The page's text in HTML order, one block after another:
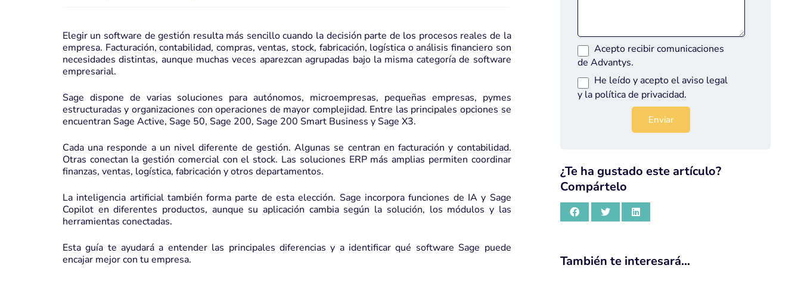
Elegir un software de gestión resulta más sencillo cuando la decisión parte de los procesos reales de la
empresa. Facturación, contabilidad, compras, ventas, stock, fabricación, logística o análisis financiero son
necesidades distintas, aunque muchas veces aparezcan agrupadas bajo la misma categoría de software
empresarial.
Sage dispone de varias soluciones para autónomos, microempresas, pequeñas empresas, pymes
estructuradas y organizaciones con operaciones de mayor complejidad. Entre las principales opciones se
encuentran Sage Active, Sage 50, Sage 200, Sage 200 Smart Business y Sage X3.
Cada una responde a un nivel diferente de gestión. Algunas se centran en facturación y contabilidad.
Otras conectan la gestión comercial con el stock. Las soluciones ERP más amplias permiten coordinar
finanzas, ventas, logística, fabricación y otros departamentos.
La inteligencia artificial también forma parte de esta elección. Sage incorpora funciones de IA y Sage
Copilot en diferentes productos, aunque su aplicación cambia según la solución, los módulos y las
herramientas conectadas.
Esta guía te ayudará a entender las principales diferencias y a identificar qué software Sage puede
encajar mejor con tu empresa.
Acepto recibir comunicaciones
de Advantys.
He leído y acepto el aviso legal
y la política de privacidad.
¿Te ha gustado este artículo?
Compártelo
También te interesará…